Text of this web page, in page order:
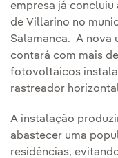
empresa já
de Villarino no
Salamanca. A nova
contará com mais
fotovoltaicos
rastreador
A instalação
abastecer uma
residências,